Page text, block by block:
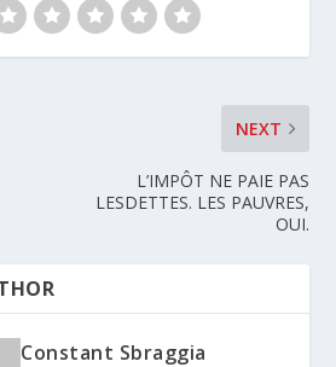
NEXT
L’IMPÔT NE PAIE PAS
LESDETTES. LES PAUVRES,
OUI.
Constant Sbraggia